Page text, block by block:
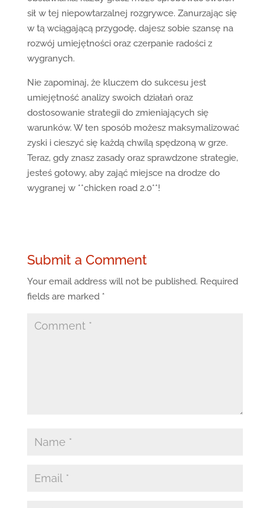
sił w tej niepowtarzalnej rozgrywce. Zanurzając się
w tą wciągającą przygodę, dajesz sobie szansę na
rozwój umiejętności oraz czerpanie radości z
wygranych.
Nie zapominaj, że kluczem do sukcesu jest
umiejętność analizy swoich działań oraz
dostosowanie strategii do zmieniających się
warunków. W ten sposób możesz maksymalizować
zyski i cieszyć się każdą chwilą spędzoną w grze.
Teraz, gdy znasz zasady oraz sprawdzone strategie,
jesteś gotowy, aby zająć miejsce na drodze do
wygranej w **chicken road 2.0**!
Submit a Comment
Your email address will not be published. Required
fields are marked *